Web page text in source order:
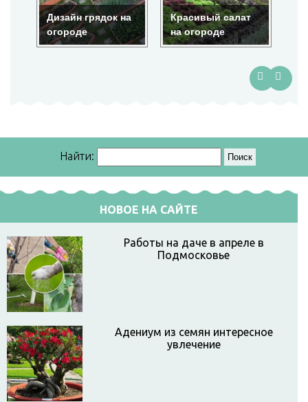
Дизайн грядок на
огороде
Красивый салат
на огороде
Найти:
НОВОЕ НА САЙТЕ
Работы на даче в апреле в
Подмосковье
Адениум из семян интересное
увлечение